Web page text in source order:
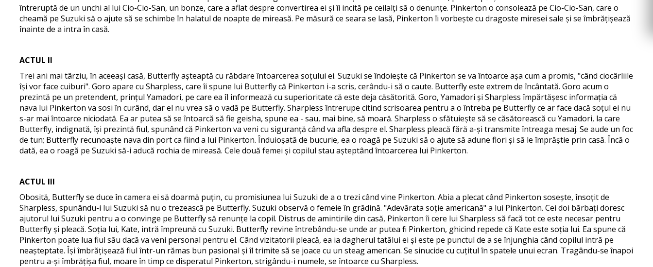
întreruptă de un unchi al lui Cio-Cio-San, un bonze, care a aflat despre convertirea ei și îi incită pe ceilalți să o denunțe. Pinkerton o consolează pe Cio-Cio-San, care o
cheamă pe Suzuki să o ajute să se schimbe în halatul de noapte de mireasă. Pe măsură ce seara se lasă, Pinkerton îi vorbește cu dragoste miresei sale și se îmbrățișează
înainte de a intra în casă.
ACTUL II
Trei ani mai târziu, în aceeași casă, Butterfly așteaptă cu răbdare întoarcerea soțului ei. Suzuki se îndoiește că Pinkerton se va întoarce așa cum a promis, "când ciocârliile
își vor face cuiburi". Goro apare cu Sharpless, care îi spune lui Butterfly că Pinkerton i-a scris, cerându-i să o caute. Butterfly este extrem de încântată. Goro acum o
prezintă pe un pretendent, prințul Yamadori, pe care ea îl informează cu superioritate că este deja căsătorită. Goro, Yamadori și Sharpless împărtășesc informația că
nava lui Pinkerton va sosi în curând, dar el nu vrea să o vadă pe Butterfly. Sharpless întrerupe citind scrisoarea pentru a o întreba pe Butterfly ce ar face dacă soțul ei nu
s-ar mai întoarce niciodată. Ea ar putea să se întoarcă să fie geisha, spune ea - sau, mai bine, să moară. Sharpless o sfătuiește să se căsătorească cu Yamadori, la care
Butterfly, indignată, își prezintă fiul, spunând că Pinkerton va veni cu siguranță când va afla despre el. Sharpless pleacă fără a-și transmite întreaga mesaj. Se aude un foc
de tun; Butterfly recunoaște nava din port ca fiind a lui Pinkerton. Înduioșată de bucurie, ea o roagă pe Suzuki să o ajute să adune flori și să le împrăștie prin casă. Încă o
dată, ea o roagă pe Suzuki să-i aducă rochia de mireasă. Cele două femei și copilul stau așteptând întoarcerea lui Pinkerton.
ACTUL III
Obosită, Butterfly se duce în camera ei să doarmă puțin, cu promisiunea lui Suzuki de a o trezi când vine Pinkerton. Abia a plecat când Pinkerton sosește, însoțit de
Sharpless, spunându-i lui Suzuki să nu o trezească pe Butterfly. Suzuki observă o femeie în grădină. "Adevărata soție americană" a lui Pinkerton. Cei doi bărbați doresc
ajutorul lui Suzuki pentru a o convinge pe Butterfly să renunțe la copil. Distrus de amintirile din casă, Pinkerton îi cere lui Sharpless să facă tot ce este necesar pentru
Butterfly și pleacă. Soția lui, Kate, intră împreună cu Suzuki. Butterfly revine întrebându-se unde ar putea fi Pinkerton, ghicind repede că Kate este soția lui. Ea spune că
Pinkerton poate lua fiul său dacă va veni personal pentru el. Când vizitatorii pleacă, ea ia dagherul tatălui ei și este pe punctul de a se înjunghia când copilul intră pe
neașteptate. Își îmbrățișează fiul într-un rămas bun pasional și îl trimite să se joace cu un steag american. Se sinucide cu cuțitul în spatele unui ecran. Tragându-se înapoi
pentru a-și îmbrățișa fiul, moare în timp ce disperatul Pinkerton, strigându-i numele, se întoarce cu Sharpless.